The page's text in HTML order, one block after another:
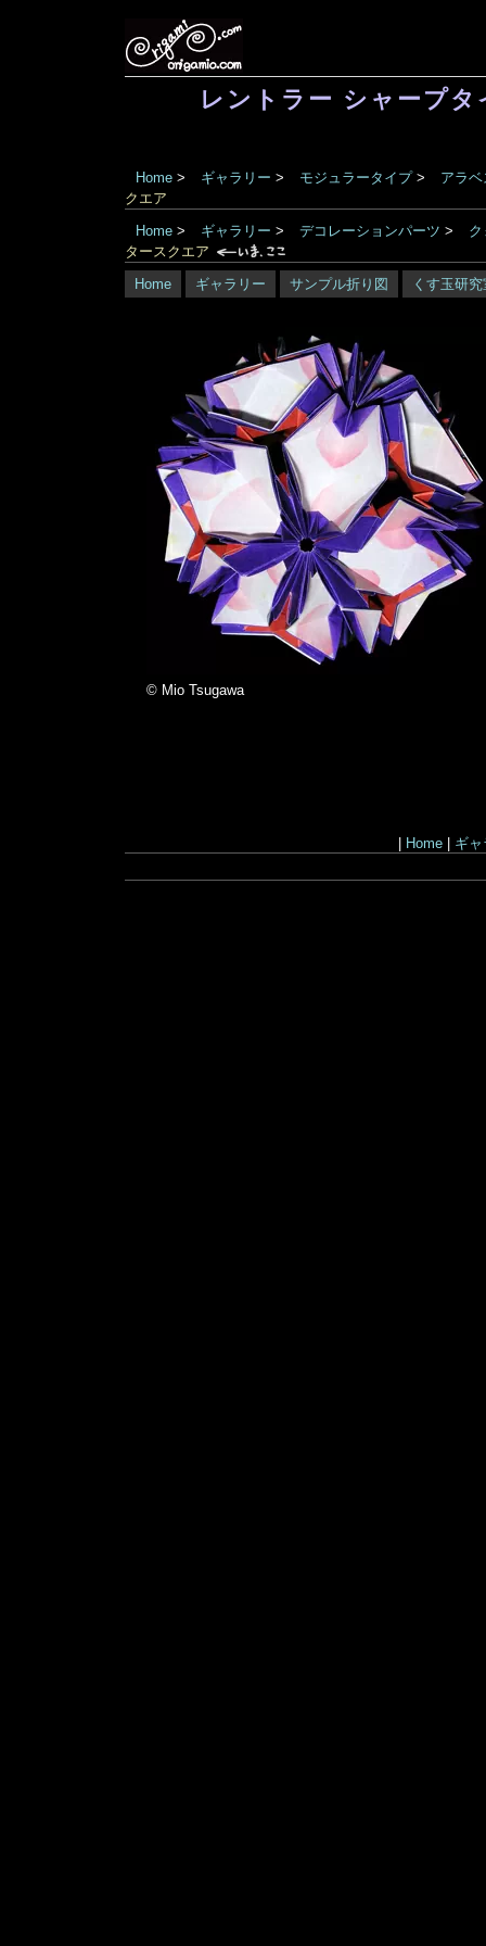
レントラー シャープ
Home > ギャラリー > モジュラータイプ>
アラ
クエア
Home > ギャラリー > デコレーションパーツ >
タースクエア
Home
ギャラリー サンプル折り図 くす玉研究
© Mio Tsugawa
ギ
Home